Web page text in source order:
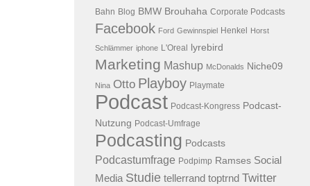
Bahn Blog BMW Brouhaha Corporate Podcasts
Facebook Ford Gewinnspiel Henkel Horst
Schlämmer iphone L'Oreal lyrebird
Marketing Mashup McDonalds Niche09
Nina Otto Playboy Playmate
Podcast Podcast-Kongress Podcast-
Nutzung Podcast-Umfrage
Podcasting Podcasts
Podcastumfrage Podpimp Ramses Social
Media Studie tellerrand toptrnd Twitter